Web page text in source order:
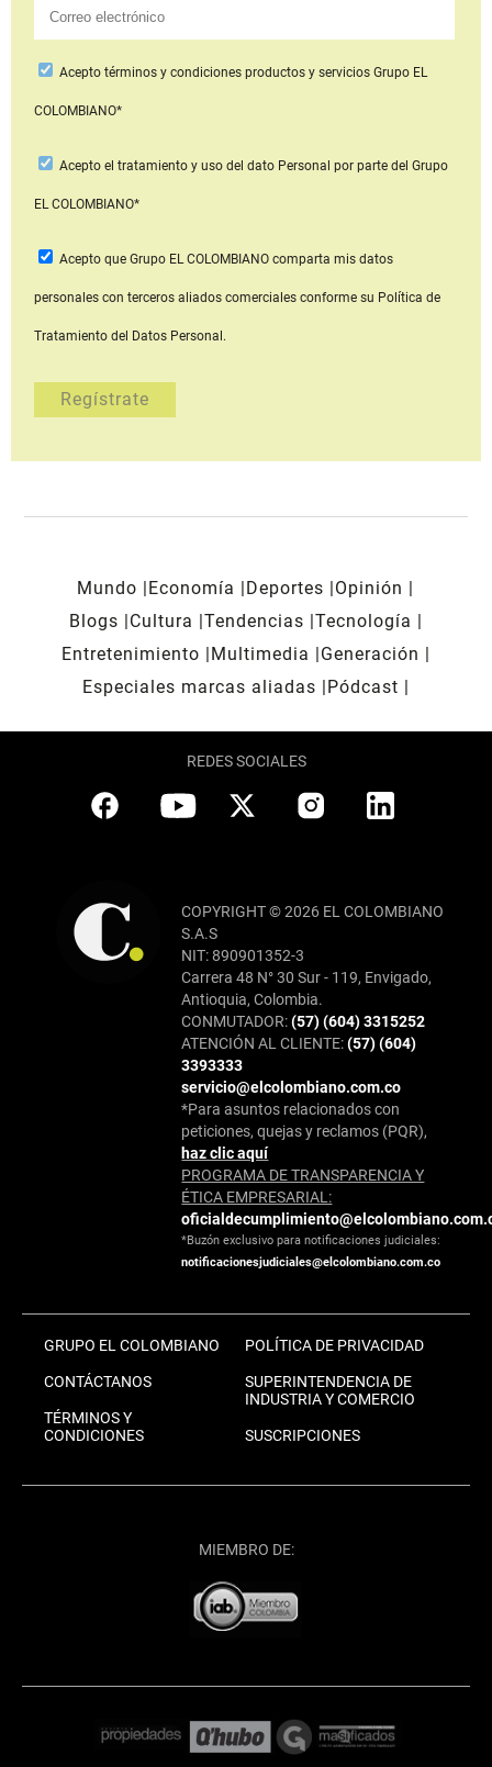
Aceptotérminos y condiciones productos y serviciosGrupo EL
COLOMBIANO*
Acepto el tratamiento y uso del dato Personal por parte del Grupo
EL COLOMBIANO*
Acepto que Grupo EL COLOMBIANOcomparta mis datos
personales con terceros aliados comerciales conforme su Política de
Tratamiento del Datos Personal.
Mundo Economía Deportes
Opinión
Blogs
Cultura Tendencias Tecnología
Entretenimiento
Multimedia
Generación
Especiales marcas aliadas
Pódcast
REDES SOCIALES
COPYRIGHT © 2026 EL COLOMBIANO
S.A.S
NIT: 890901352-3
Carrera 48 N° 30 Sur - 119, Envigado,
Antioquia, Colombia.
CONMUTADOR:(57) (604) 3315252
ATENCIÓN AL CLIENTE:(57) (604)
3393333
servicio@elcolombiano.com.co
*Para asuntos relacionados con
peticiones, quejas y reclamos (PQR),
haz clic aquí
PROGRAMA DE TRANSPARENCIA Y
ÉTICA EMPRESARIAL:
*Buzón exclusivo para notificaciones judiciales:
notificacionesjudiciales@elcolombiano.com.co
GRUPO EL COLOMBIANO
CONTÁCTANOS
TÉRMINOS Y
CONDICIONES
POLÍTICA DE PRIVACIDAD
SUPERINTENDENCIA DE
INDUSTRIA Y COMERCIO
SUSCRIPCIONES
MIEMBRO DE: